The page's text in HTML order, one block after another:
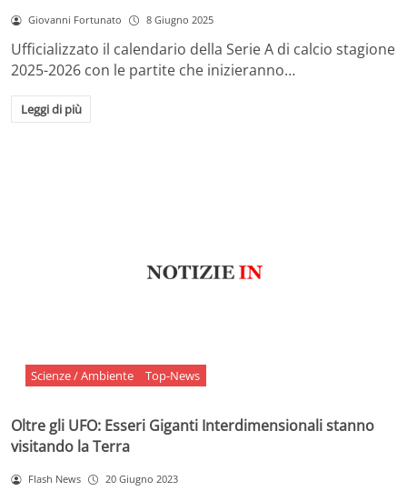
Giovanni Fortunato 8 Giugno 2025
Ufficializzato il calendario della Serie A di calcio stagione
2025-2026 con le partite che inizieranno…
Leggi di più
Scienze / Ambiente Top-News
Oltre gli UFO: Esseri Giganti Interdimensionali stanno
visitando la Terra
Flash News 20 Giugno 2023